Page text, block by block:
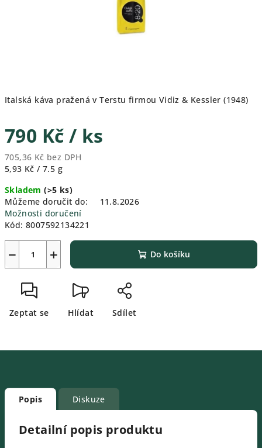
Italská káva pražená v Terstu firmou Vidiz & Kessler (1948)
790 Kč / ks
705,36 Kč bez DPH
Měrná
5,93 Kč / 7.5 g
Skladem(>5 ks)
Můžeme doručit do:
11.8.2026
Možnosti doručení
Kód: 8007592134221
+
− Do košíku
Zeptat se Hlídat Sdílet
Popis Diskuze
Detailní popis produktu